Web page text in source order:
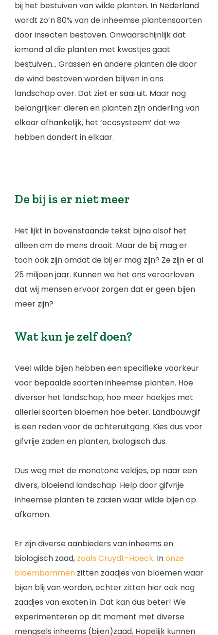
bij het bestuiven van wilde planten. In Nederland
wordt zo’n 80% van de inheemse plantensoorten
door insecten bestoven. Onwaarschijnlijk dat
iemand al die planten met kwastjes gaat
bestuiven… Grassen en andere planten die door
de wind bestoven worden blijven in ons
landschap over. Dat ziet er saai uit. Maar nog
belangrijker: dieren en planten zijn onderling van
elkaar afhankelijk, het ‘ecosysteem’ dat we
hebben dondert in elkaar.
De bij is er niet meer
Het lijkt in bovenstaande tekst bijna alsof het
alleen om de mens draait. Maar de bij mag er
toch ook zijn omdat de bij er mag zijn? Ze zijn er al
25 miljoen jaar. Kunnen we het ons veroorloven
dat wij mensen ervoor zorgen dat er geen bijen
meer zijn?
Wat kun je zelf doen?
Veel wilde bijen hebben een specifieke voorkeur
voor bepaalde soorten inheemse planten. Hoe
diverser het landschap, hoe meer hoekjes met
allerlei soorten bloemen hoe beter. Landbouwgif
is een reden voor de achteruitgang. Kies dus voor
gifvrije zaden en planten, biologisch dus.
Dus weg met de monotone veldjes, op naar een
divers, bloeiend landschap. Help door gifvrije
inheemse planten te zaaien waar wilde bijen op
afkomen.
Er zijn diverse aanbieders van inheems en
biologisch zaad, zoals Cruydt-Hoeck. Inonze
bloembommen zitten zaadjes van bloemen waar
bijen blij van worden, echter zitten hier ook nog
zaadjes van exoten in. Dat kan dus beter! We
experimenteren op dit moment met diverse
mengsels inheems (bijen)zaad. Hopelijk kunnen